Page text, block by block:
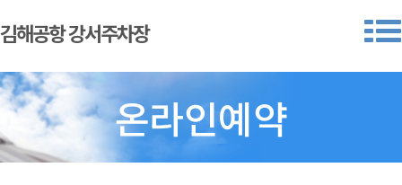
김해공항 강서주차장
온라인예약